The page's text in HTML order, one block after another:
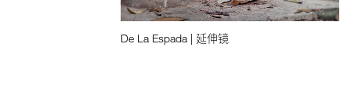
De La Espada | 延伸镜